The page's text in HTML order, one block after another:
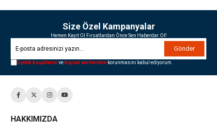
Size Özel Kampanyalar
Hemen Kayıt Ol Fırsatlardan Önce Sen Haberdar Ol!
Gönder
Üyelik koşullarınıve kişisel verilerimin korunmasını kabul ediyorum.
HAKKIMIZDA